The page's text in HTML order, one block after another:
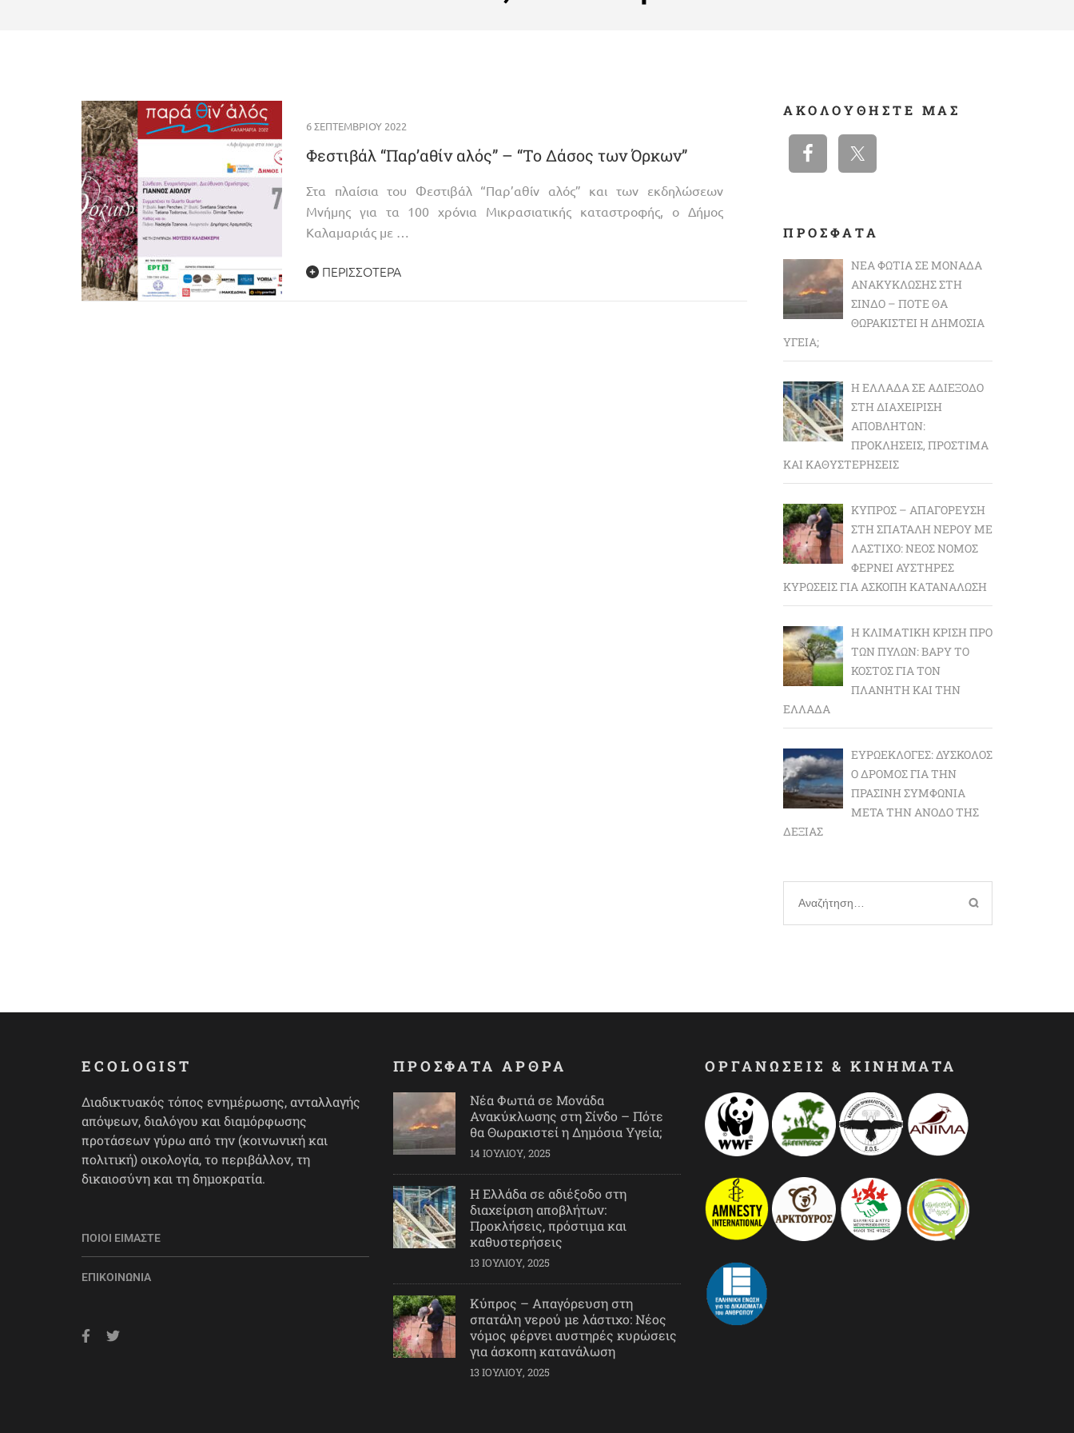
6 ΣΕΠΤΕΜΒΡΊΟΥ 2022
Φεστιβάλ “Παρ’αθίν αλός” – “Το Δάσος των Όρκων”
Στα πλαίσια του Φεστιβάλ “Παρ’αθίν αλός” και των εκδηλώσεων
Μνήμης για τα 100 χρόνια Μικρασιατικής καταστροφής, ο Δήμος
Καλαμαριάς με …
ΠΕΡΙΣΣΌΤΕΡΑ
ΑΚΟΛΟΥΘΉΣΤΕ ΜΑΣ
ΠΡΟΣΦΑΤΑ
ΝΈΑ ΦΩΤΙΆ ΣΕ ΜΟΝΆΔΑ
ΑΝΑΚΎΚΛΩΣΗΣ ΣΤΗ
ΣΊΝΔΟ – ΠΌΤΕ ΘΑ
ΘΩΡΑΚΙΣΤΕΊ Η ΔΗΜΌΣΙΑ
ΥΓΕΊΑ;
Η ΕΛΛΆΔΑ ΣΕ ΑΔΙΈΞΟΔΟ
ΣΤΗ ΔΙΑΧΕΊΡΙΣΗ
ΑΠΟΒΛΉΤΩΝ:
ΠΡΟΚΛΉΣΕΙΣ, ΠΡΌΣΤΙΜΑ
ΚΑΙ ΚΑΘΥΣΤΕΡΉΣΕΙΣ
ΚΎΠΡΟΣ – ΑΠΑΓΌΡΕΥΣΗ
ΣΤΗ ΣΠΑΤΆΛΗ ΝΕΡΟΎ ΜΕ
ΛΆΣΤΙΧΟ: ΝΈΟΣ ΝΌΜΟΣ
ΦΈΡΝΕΙ ΑΥΣΤΗΡΈΣ
ΚΥΡΏΣΕΙΣ ΓΙΑ ΆΣΚΟΠΗ ΚΑΤΑΝΆΛΩΣΗ
Η ΚΛΙΜΑΤΙΚΉ ΚΡΊΣΗ ΠΡΟ
ΤΩΝ ΠΥΛΏΝ: BΑΡΎ ΤΟ
ΚΌΣΤΟΣ ΓΙΑ ΤΟΝ
ΠΛΑΝΉΤΗ ΚΑΙ ΤΗΝ
ΕΛΛΆΔΑ
ΕΥΡΩΕΚΛΟΓΈΣ: ΔΎΣΚΟΛΟΣ
Ο ΔΡΌΜΟΣ ΓΙΑ ΤΗΝ
ΠΡΆΣΙΝΗ ΣΥΜΦΩΝΊΑ
ΜΕΤΆ ΤΗΝ ΆΝΟΔΟ ΤΗΣ
ΔΕΞΙΆΣ
Αναζήτηση
για:
ECOLOGIST
Διαδικτυακός τόπος ενημέρωσης, ανταλλαγής
απόψεων, διαλόγου και διαμόρφωσης
προτάσεων γύρω από την (κοινωνική και
πολιτική) οικολογία, το περιβάλλον, τη
δικαιοσύνη και τη δημοκρατία.
ΠΟΙΟΙ ΕΊΜΑΣΤΕ
ΕΠΙΚΟΙΝΩΝΊΑ
ΠΡΟΣΦΑΤΑ ΑΡΘΡΑ
Νέα Φωτιά σε Μονάδα
Ανακύκλωσης στη Σίνδο – Πότε
θα Θωρακιστεί η Δημόσια Υγεία;
14 ΙΟΥΛΊΟΥ, 2025
Η Ελλάδα σε αδιέξοδο στη
διαχείριση αποβλήτων:
Προκλήσεις, πρόστιμα και
καθυστερήσεις
13 ΙΟΥΛΊΟΥ, 2025
Κύπρος – Απαγόρευση στη
σπατάλη νερού με λάστιχο: Νέος
νόμος φέρνει αυστηρές κυρώσεις
για άσκοπη κατανάλωση
13 ΙΟΥΛΊΟΥ, 2025
ΟΡΓΑΝΩΣΕΙΣ & ΚΙΝΗΜΑΤΑ